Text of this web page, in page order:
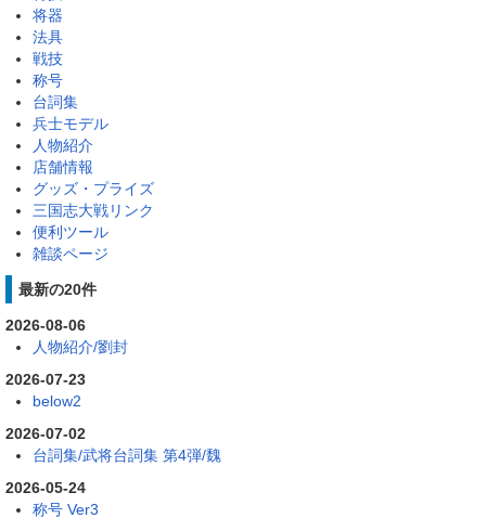
将器
法具
戦技
称号
台詞集
兵士モデル
人物紹介
店舗情報
グッズ・プライズ
三国志大戦リンク
便利ツール
雑談ページ
最新の20件
2026-08-06
人物紹介/劉封
2026-07-23
below2
2026-07-02
台詞集/武将台詞集 第4弾/魏
2026-05-24
称号 Ver3